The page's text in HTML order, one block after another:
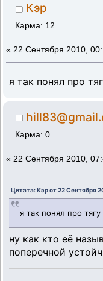
Кэр
Карма: 12
« 22 Сентября 2010,
я так понял про
Карма: 0
« 22 Сентября 2010,
Цитата: Кэр от 22 Сентября
я так понял про тягу
ну как кто её
поперечной